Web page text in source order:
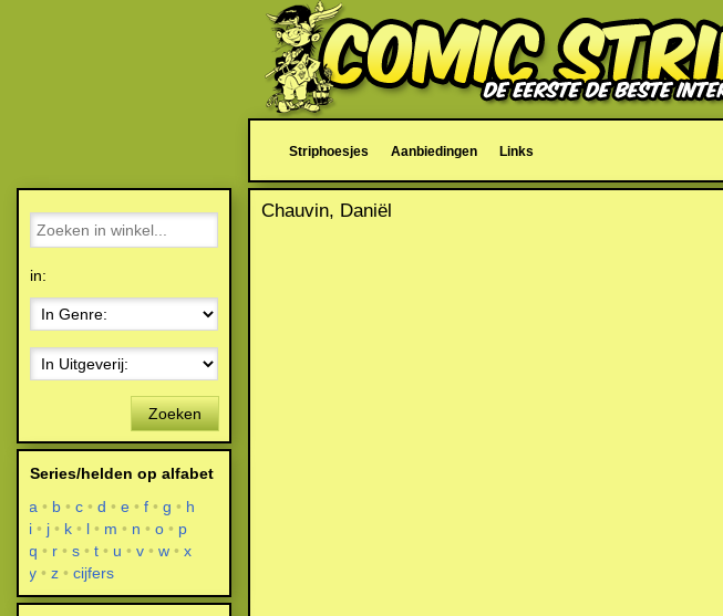
Striphoesjes Aanbiedingen Links
Chauvin, Daniël
in:
Zoeken
Series/helden op alfabet
a
b c d e f g
h
i
j k l m n o
p
q
r s t u v w
x
y
z cijfers